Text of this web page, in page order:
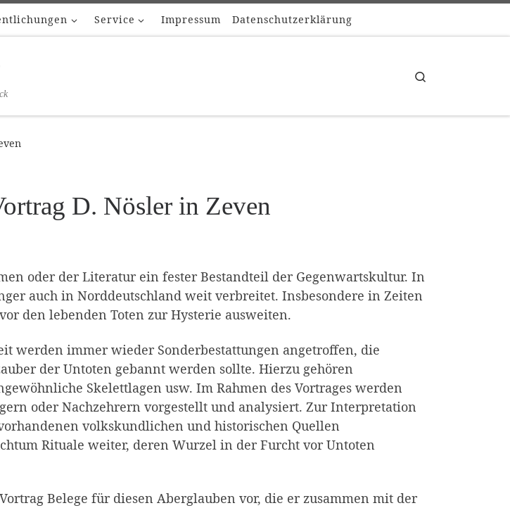
Service Impressum Datenschutzerklärung
D. Nösler in Zeven
oder der Literatur ein fester Bestandteil der Gegenwartskultur. In
auch in Norddeutschland weit verbreitet. Insbesondere in Zeiten
den lebenden Toten zur Hysterie ausweiten.
werden immer wieder Sonderbestattungen angetroffen, die
der Untoten gebannt werden sollte. Hierzu gehören
Skelettlagen usw. Im Rahmen des Vortrages werden
oder Nachzehrern vorgestellt und analysiert. Zur Interpretation
volkskundlichen und historischen Quellen
Rituale weiter, deren Wurzel in der Furcht vor Untoten
Belege für diesen Aberglauben vor, die er zusammen mit der